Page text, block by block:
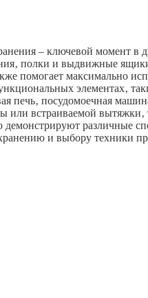
– ключевой момент в
полки и выдвижные
помогает максимально
элементах‚
печь‚ посудомоечная
или встраиваемой
различные
и выбору техники